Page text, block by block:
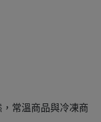
常溫商品與冷凍商